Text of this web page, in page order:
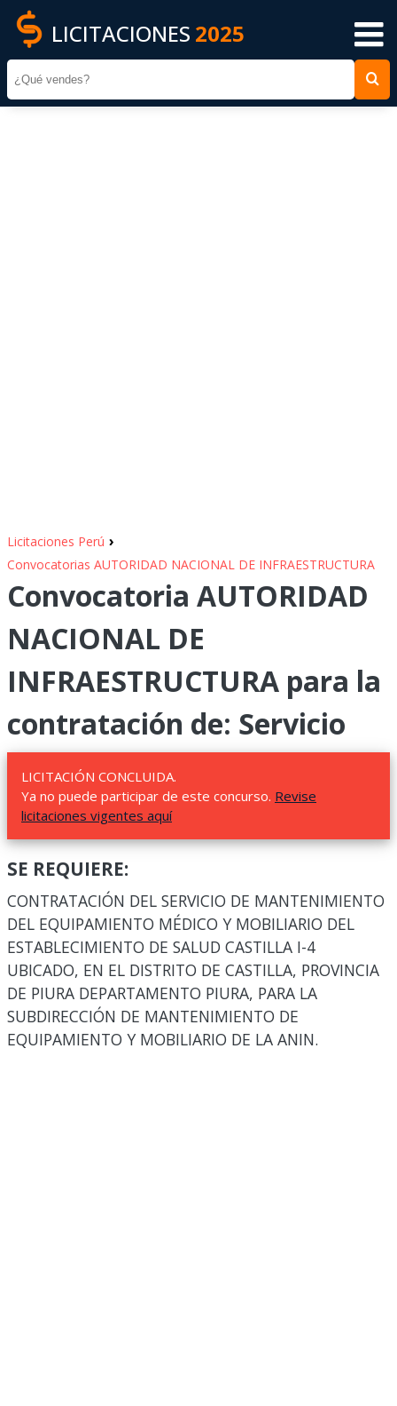
LICITACIONES 2025
Licitaciones Perú ›
Convocatorias AUTORIDAD NACIONAL DE INFRAESTRUCTURA
Convocatoria AUTORIDAD
NACIONAL DE
INFRAESTRUCTURA para la
contratación de: Servicio
LICITACIÓN CONCLUIDA.
Ya no puede participar de este concurso. Revise
licitaciones vigentes aquí
SE REQUIERE:
CONTRATACIÓN DEL SERVICIO DE MANTENIMIENTO
DEL EQUIPAMIENTO MÉDICO Y MOBILIARIO DEL
ESTABLECIMIENTO DE SALUD CASTILLA I-4
UBICADO, EN EL DISTRITO DE CASTILLA, PROVINCIA
DE PIURA DEPARTAMENTO PIURA, PARA LA
SUBDIRECCIÓN DE MANTENIMIENTO DE
EQUIPAMIENTO Y MOBILIARIO DE LA ANIN.